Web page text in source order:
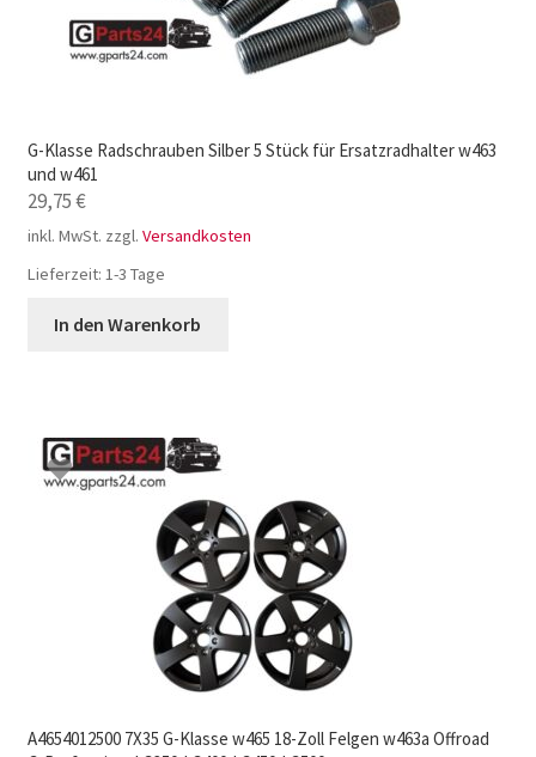
G-Klasse Radschrauben Silber 5 Stück für Ersatzradhalter w463
und w461
29,75€
inkl. MwSt. zzgl. Versandkosten
Lieferzeit: 1-3 Tage
In den Warenkorb
A4654012500 7X35 G-Klasse w465 18-Zoll Felgen w463a Offroad